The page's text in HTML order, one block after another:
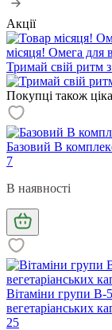
Акції
місяця! Омега для
Тримай свій ритм
Покупці також
Базовий В
7
В наявності
Вітаміни групи В-
вегетаріанських
25